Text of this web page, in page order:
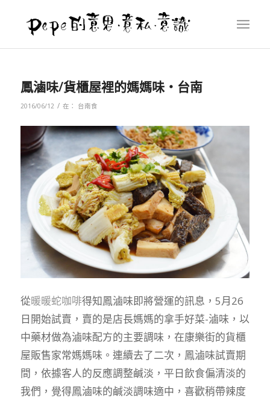
鳳滷味/貨櫃屋裡的媽媽味‧台南
2016/06/12 / 在： 台南食
從暖暖蛇咖啡得知鳳滷味即將營運的訊息，5月26
日開始試賣，賣的是店長媽媽的拿手好菜-滷味，以
中藥材做為滷味配方的主要調味，在康樂街的貨櫃
屋販售家常媽媽味。連續去了二次，鳳滷味試賣期
間，依據客人的反應調整鹹淡，平日飲食偏清淡的
我們，覺得鳳滷味的鹹淡調味適中，喜歡稍帶辣度